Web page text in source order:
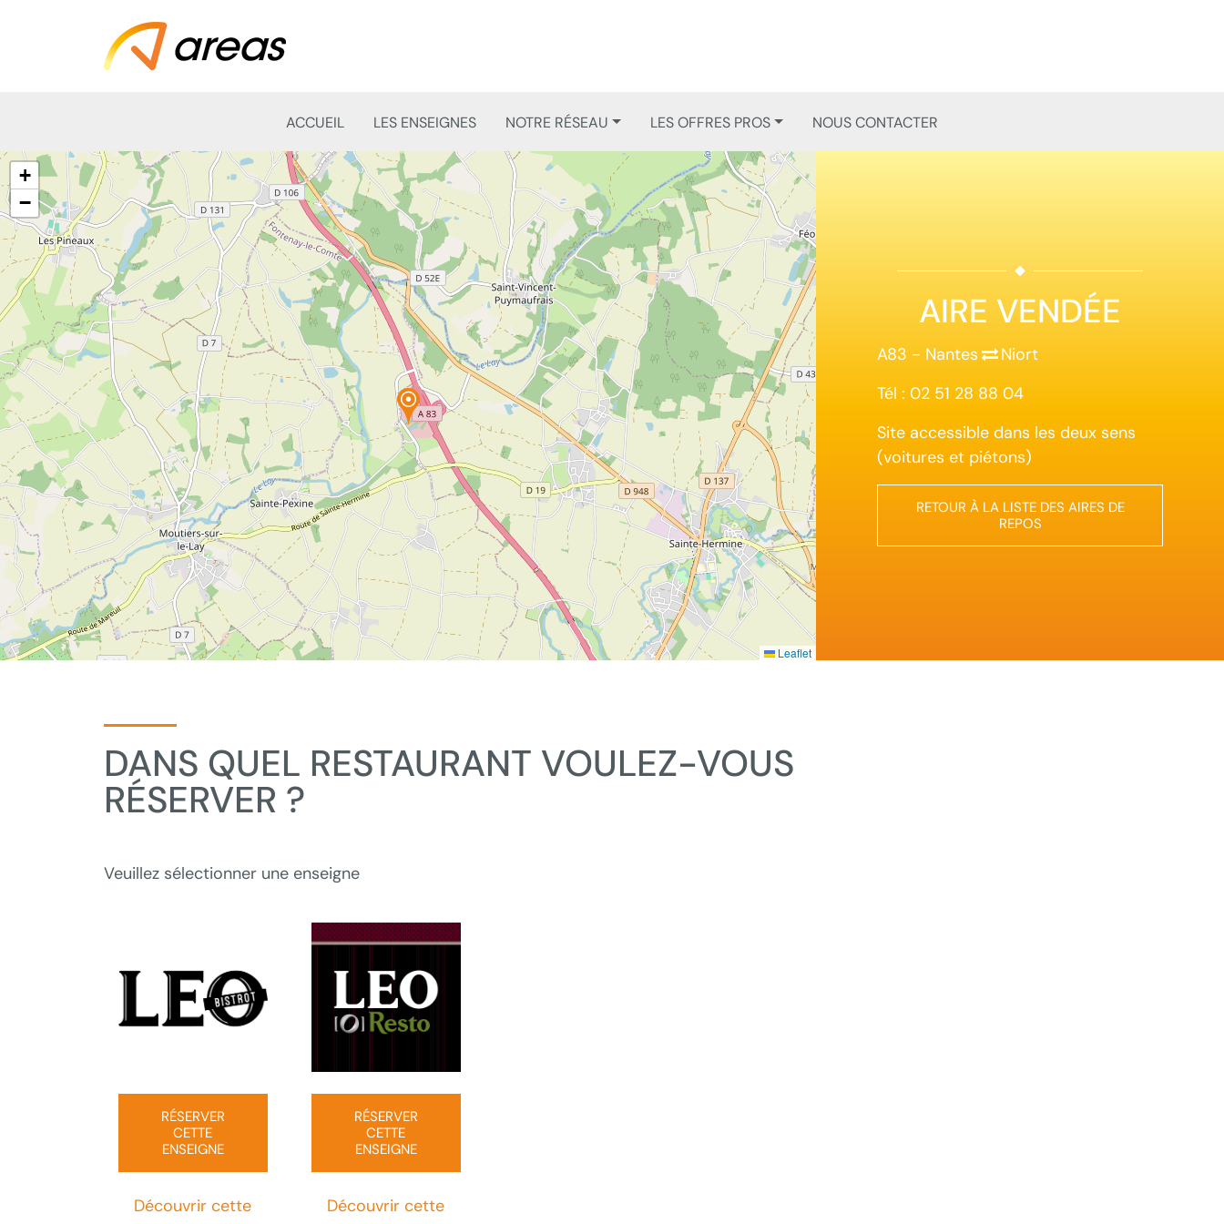
ACCUEIL LES ENSEIGNES NOTRE RÉSEAU LES OFFRES PROS NOUS CONTACTER
+
−
Leaflet
AIRE VENDÉE
A83 - Nantes
Niort
Tél : 02 51 28 88 04
Site accessible dans les deux sens
(voitures et piétons)
RETOUR À LA LISTE DES AIRES DE
REPOS
DANS QUEL RESTAURANT VOULEZ-VOUS
RÉSERVER ?
Veuillez sélectionner une enseigne
RÉSERVER
CETTE
ENSEIGNE
Découvrir cette
RÉSERVER
CETTE
ENSEIGNE
Découvrir cette